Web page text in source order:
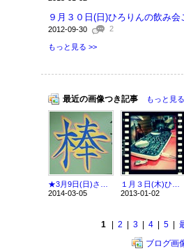
９月３０日(日)ひろりんの飲み会
2012-09-30 2
もっと見る >>
最近の画像つき記事 もっと見
2014-03-05
2013-01-02
1 2 3 4 5
ブログ画